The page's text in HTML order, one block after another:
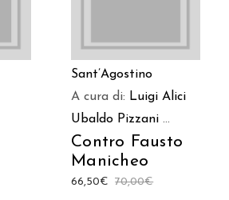
Sant’Agostino
A cura di: Luigi Alici
Ubaldo Pizzani ...
Contro Fausto
Manicheo
70,00€
66,50€